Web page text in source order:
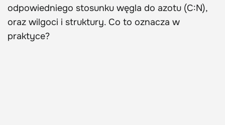
odpowiedniego stosunku węgla do azotu (C:N),
oraz wilgoci i struktury. Co to oznacza w
praktyce?